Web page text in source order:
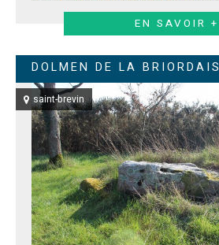
EN SAVOIR +
DOLMEN DE LA BRIORDAIS
saint-brevin